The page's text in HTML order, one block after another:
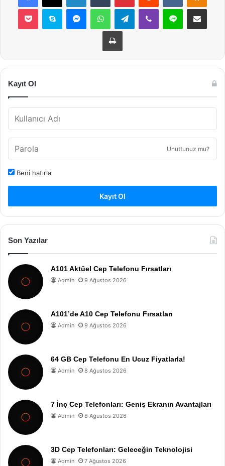
Pocket Skype MessengerWhatsAppTelegramViber Line E-Posta ile
Yazdır
Kayıt Ol
Unuttunuz mu?
Beni hatırla
Kayıt Ol
Son Yazılar
A101 Aktüel Cep Telefonu Fırsatları
Admin 9 Ağustos 2026
A101’de A10 Cep Telefonu Fırsatları
Admin 9 Ağustos 2026
64 GB Cep Telefonu En Ucuz Fiyatlarla!
Admin 8 Ağustos 2026
7 İnç Cep Telefonları: Geniş Ekranın Avantajları
Admin 8 Ağustos 2026
3D Cep Telefonları: Geleceğin Teknolojisi
Admin 7 Ağustos 2026